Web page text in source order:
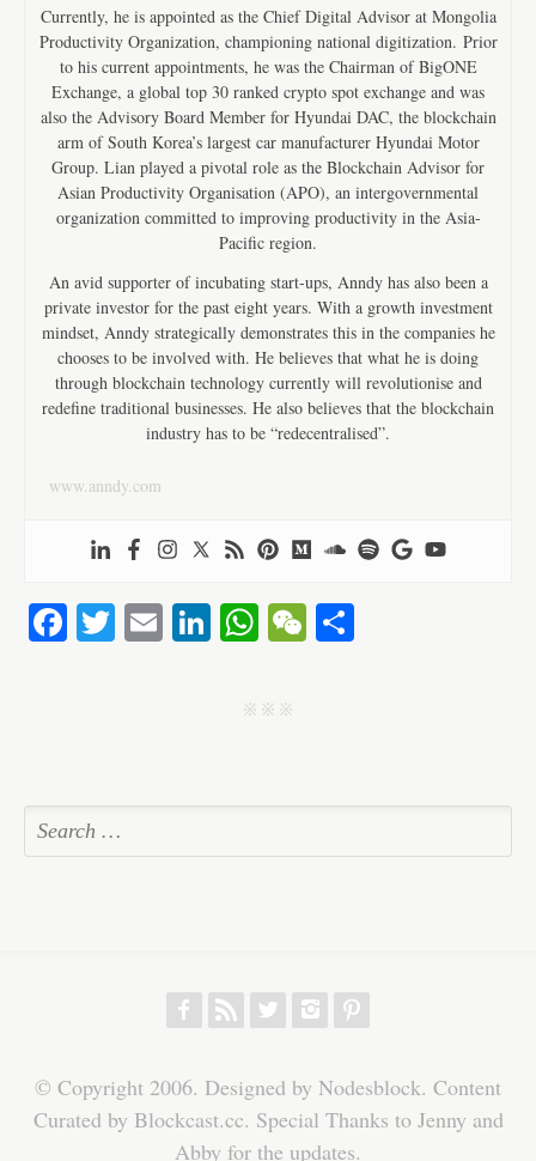
Currently, he is appointed as the Chief Digital Advisor at Mongolia
Productivity Organization, championing national digitization. Prior
to his current appointments, he was the Chairman of BigONE
Exchange, a global top 30 ranked crypto spot exchange and was
also the Advisory Board Member for Hyundai DAC, the blockchain
arm of South Korea’s largest car manufacturer Hyundai Motor
Group. Lian played a pivotal role as the Blockchain Advisor for
Asian Productivity Organisation (APO), an intergovernmental
organization committed to improving productivity in the Asia-
Pacific region.
An avid supporter of incubating start-ups, Anndy has also been a
private investor for the past eight years. With a growth investment
mindset, Anndy strategically demonstrates this in the companies he
chooses to be involved with. He believes that what he is doing
through blockchain technology currently will revolutionise and
redefine traditional businesses. He also believes that the blockchain
industry has to be “redecentralised”.
www.anndy.com
Fa T E Li
ed
W
ts
W
j j j
© Copyright 2006. Designed by Nodesblock. Content
Curated by Blockcast.cc. Special Thanks to Jenny and
Abby for the updates.
f r w h p